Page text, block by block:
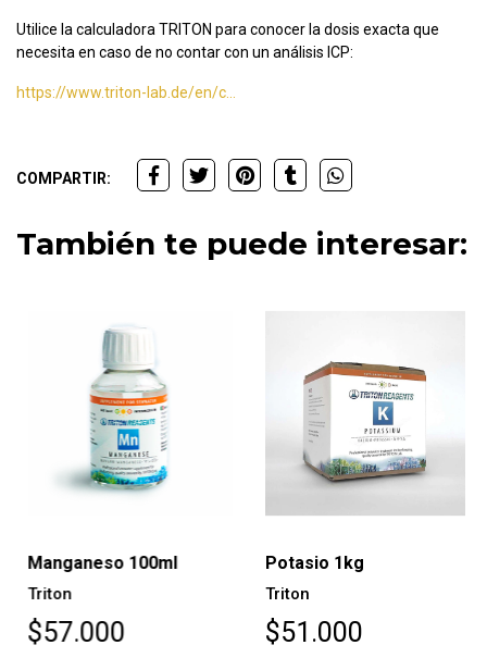
Utilice la calculadora TRITON para conocer la dosis exacta que
necesita en caso de no contar con un análisis ICP:
https://www.triton-lab.de/en/c...
COMPARTIR:
También te puede interesar:
Manganeso 100ml
Triton
$57.000
Potasio 1kg
Triton
$51.000